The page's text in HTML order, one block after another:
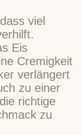
viel
Eis
Cremigkeit
verlängert
zu einer
richtige
zu